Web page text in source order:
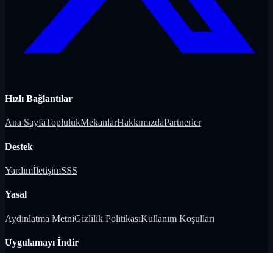
Hızlı Bağlantılar
Ana SayfaToplulukMekanlarHakkımızdaPartnerler
Destek
YardımİletişimSSS
Yasal
Aydınlatma MetniGizlilik PolitikasıKullanım Koşulları
Uygulamayı İndir